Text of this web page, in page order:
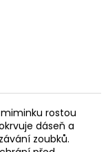
rostou
dáseň a
zoubků.